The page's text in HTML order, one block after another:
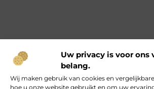
Uw privacy is voor ons
belang.
Wij maken gebruik van cookies en
hoe u onze website gebruikt en om uw